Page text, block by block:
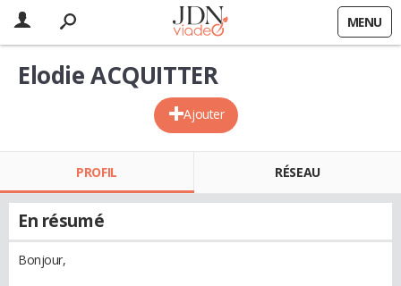
MENU
Ajouter
Elodie ACQUITTER
PROFIL RÉSEAU
En résumé
Bonjour,